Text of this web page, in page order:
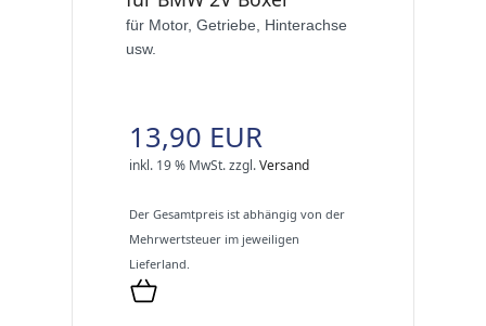
für Motor, Getriebe, Hinterachse
usw.
13,90 EUR
inkl. 19 % MwSt.zzgl.Versand
Der Gesamtpreis ist abhängig von der
Mehrwertsteuer im jeweiligen
Lieferland.